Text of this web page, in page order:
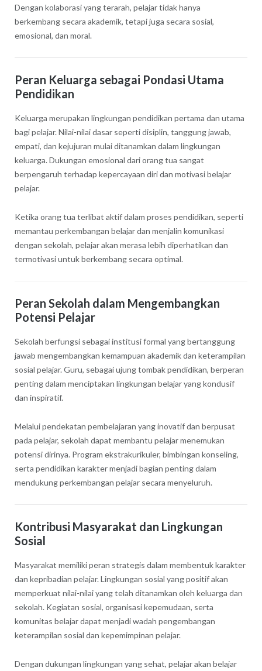
Dengan kolaborasi yang terarah, pelajar tidak hanya
berkembang secara akademik, tetapi juga secara sosial,
emosional, dan moral.
Peran Keluarga sebagai Pondasi Utama
Pendidikan
Keluarga merupakan lingkungan pendidikan pertama dan utama
bagi pelajar. Nilai-nilai dasar seperti disiplin, tanggung jawab,
empati, dan kejujuran mulai ditanamkan dalam lingkungan
keluarga. Dukungan emosional dari orang tua sangat
berpengaruh terhadap kepercayaan diri dan motivasi belajar
pelajar.
Ketika orang tua terlibat aktif dalam proses pendidikan, seperti
memantau perkembangan belajar dan menjalin komunikasi
dengan sekolah, pelajar akan merasa lebih diperhatikan dan
termotivasi untuk berkembang secara optimal.
Peran Sekolah dalam Mengembangkan
Potensi Pelajar
Sekolah berfungsi sebagai institusi formal yang bertanggung
jawab mengembangkan kemampuan akademik dan keterampilan
sosial pelajar. Guru, sebagai ujung tombak pendidikan, berperan
penting dalam menciptakan lingkungan belajar yang kondusif
dan inspiratif.
Melalui pendekatan pembelajaran yang inovatif dan berpusat
pada pelajar, sekolah dapat membantu pelajar menemukan
potensi dirinya. Program ekstrakurikuler, bimbingan konseling,
serta pendidikan karakter menjadi bagian penting dalam
mendukung perkembangan pelajar secara menyeluruh.
Kontribusi Masyarakat dan Lingkungan
Sosial
Masyarakat memiliki peran strategis dalam membentuk karakter
dan kepribadian pelajar. Lingkungan sosial yang positif akan
memperkuat nilai-nilai yang telah ditanamkan oleh keluarga dan
sekolah. Kegiatan sosial, organisasi kepemudaan, serta
komunitas belajar dapat menjadi wadah pengembangan
keterampilan sosial dan kepemimpinan pelajar.
Dengan dukungan lingkungan yang sehat, pelajar akan belajar